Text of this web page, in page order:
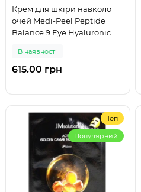
Крем для шкіри навколо
очей Medi-Peel Peptide
Balance 9 Eye Hyaluronic
В наявності
615.00 грн
Топ
Популярний